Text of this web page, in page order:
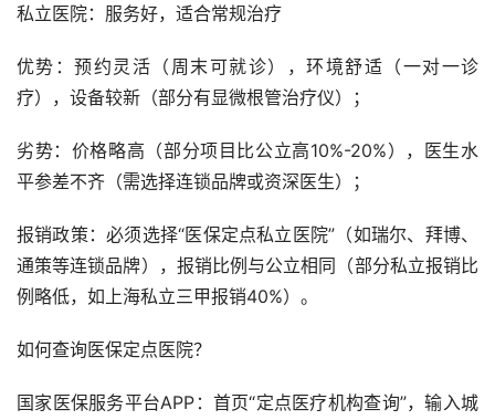
私立医院：服务好，适合常规治疗
优势：预约灵活（周末可就诊），环境舒适（一对一诊
疗），设备较新（部分有显微根管治疗仪）；
劣势：价格略高（部分项目比公立高10%-20%），医生水
平参差不齐（需选择连锁品牌或资深医生）；
报销政策：必须选择“医保定点私立医院”（如瑞尔、拜博、
通策等连锁品牌），报销比例与公立相同（部分私立报销比
例略低，如上海私立三甲报销40%）。
如何查询医保定点医院？
国家医保服务平台APP：首页“定点医疗机构查询”，输入城